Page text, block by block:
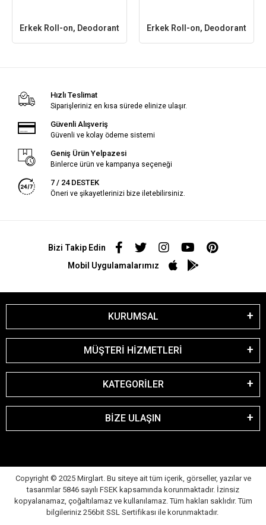
Erkek Roll-on, Deodorant Erkek Roll-on, Deodorant
Hızlı Teslimat
Siparişleriniz en kısa sürede elinize ulaşır.
Güvenli Alışveriş
Güvenli ve kolay ödeme sistemi
Geniş Ürün Yelpazesi
Binlerce ürün ve kampanya seçeneği
7 / 24 DESTEK
Öneri ve şikayetlerinizi bize iletebilirsiniz.
Bizi Takip Edin
Mobil Uygulamalarımız
KURUMSAL
MÜŞTERİ HİZMETLERİ
KATEGORİLER
BİZE ULAŞIN
Copyright © 2025 Mirglart. Bu siteye ait tüm içerik, görseller, yazılar ve
tasarımlar 5846 sayılı FSEK kapsamında korunmaktadır. İzinsiz
kopyalanamaz, çoğaltılamaz ve kullanılamaz. Tüm hakları saklıdır. Tüm
bilgileriniz 256bit SSL Sertifikası ile korunmaktadır.